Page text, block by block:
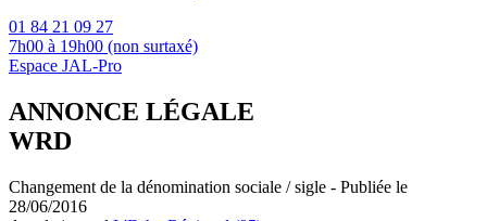
01 84 21 09 27
7h00 à 19h00 (non surtaxé)
Espace JAL-Pro
ANNONCE LÉGALE
WRD
Changement de la dénomination sociale / sigle - Publiée le
28/06/2016